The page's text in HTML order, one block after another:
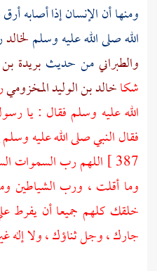
ومنها أن الإنسان إذا أصابه
الله صلى الله عليه وسلملخالد
والطبرانيمن حديثبريدة
شكاخالد بن الوليد المخزومي
الله عليه وسلم فقال : يا
فقال النبي صلى الله عليه
387 ] اللهم رب السموات
وما أقلت ، ورب الشياطين
خلقك كلهم جميعا أن يفرط
جارك ، وجل ثناؤك ، ولا إله